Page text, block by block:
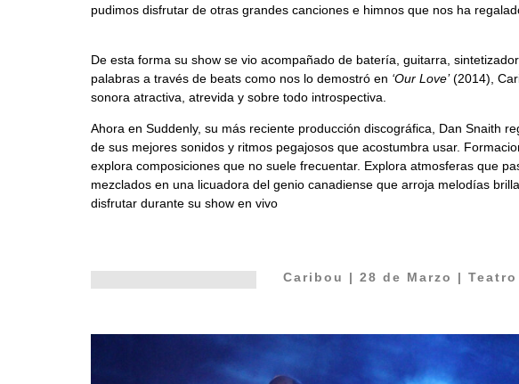
pudimos disfrutar de otras grandes canciones e himnos que nos ha
De esta forma su show se vio acompañado de batería, guitarra,
palabras a través de beats como nos lo demostró en ‘Our Love’(2014),
sonora atractiva, atrevida y sobre todo introspectiva.
Ahora en Suddenly, su más reciente producción discográfica, Dan Snaith
de sus mejores sonidos y ritmos pegajosos que acostumbra usar.
explora composiciones que no suele frecuentar. Explora atmosferas que
mezclados en una licuadora del genio canadiense que arroja melodías
disfrutar durante su show en vivo
Caribou | 28 de Marzo | Teatro